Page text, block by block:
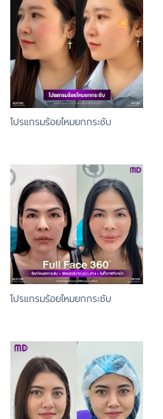
โปรแกรมร้อยไหมยกกระชับ
โปรแกรมร้อยไหมยกกระชับ